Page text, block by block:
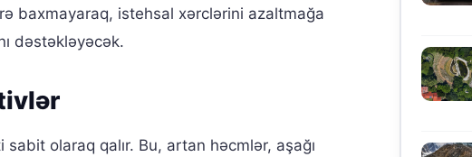
baxmayaraq, istehsal xərclərini azaltmağa
dəstəkləyəcək.
sabit olaraq qalır. Bu, artan həcmlər, aşağı